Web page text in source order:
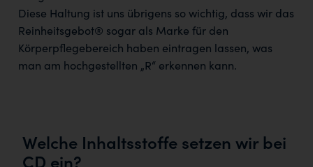
Diese Haltung ist uns übrigens so wichtig, dass wir das
Reinheitsgebot® sogar als Marke für den
Körperpflegebereich haben eintragen lassen, was
man am hochgestellten „R“ erkennen kann.
Welche Inhaltsstoffe setzen wir bei
CD ein?